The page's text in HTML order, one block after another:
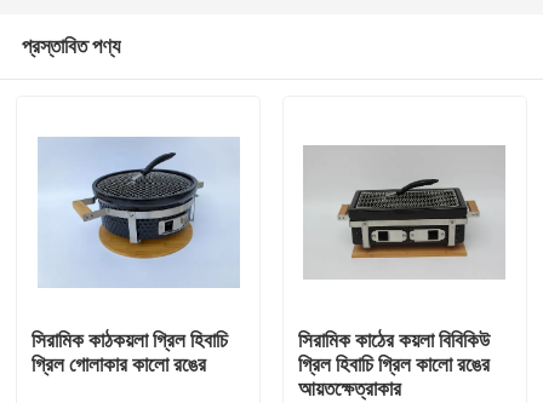
প্রস্তাবিত পণ্য
সিরামিক কাঠকয়লা গ্রিল হিবাচি
গ্রিল গোলাকার কালো রঙের
সিরামিক কাঠের কয়লা বিবিকিউ
গ্রিল হিবাচি গ্রিল কালো রঙের
আয়তক্ষেত্রাকার